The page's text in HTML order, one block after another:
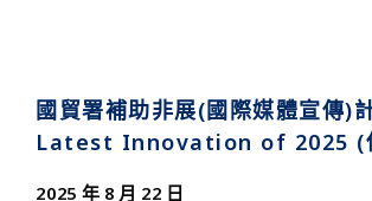
國貿署補助非展(國際媒體宣傳)
Latest Innovation of 2025 (
2025 年 8 月 22 日